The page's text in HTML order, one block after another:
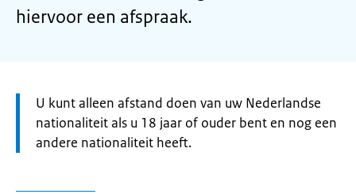
hiervoor een afspraak.
Let
op:
U kunt alleen afstand doen van uw Nederlandse
nationaliteit als u 18 jaar of ouder bent en nog een
andere nationaliteit heeft.